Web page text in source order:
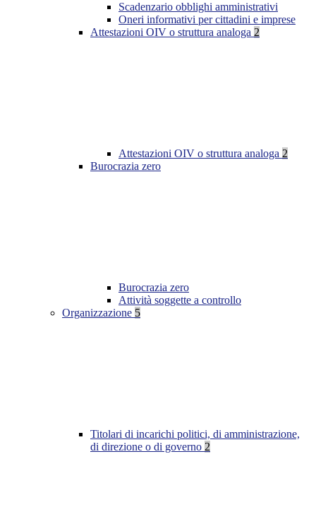
Scadenzario obblighi amministrativi
Oneri informativi per cittadini e imprese
Attestazioni OIV o struttura analoga 2
Attestazioni OIV o struttura analoga 2
Burocrazia zero
Burocrazia zero
Attività soggette a controllo
Organizzazione 5
Titolari di incarichi politici, di amministrazione,
di direzione o di governo 2